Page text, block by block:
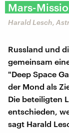
Mars-
Harald Lesch,
Russland und
gemeinsam
"Deep Space
der Mond als
Die beteiligten
entschieden,
sagt Harald